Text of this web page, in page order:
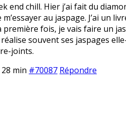
end chill. Hier j’ai fait du
m’essayer au jaspage. J’ai un
première fois, je vais faire un
souvent ses jaspages
joints.
min #70087 Répondre